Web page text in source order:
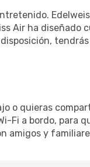
Air ha diseñado
o quieras
Fi a bordo,
amigos y